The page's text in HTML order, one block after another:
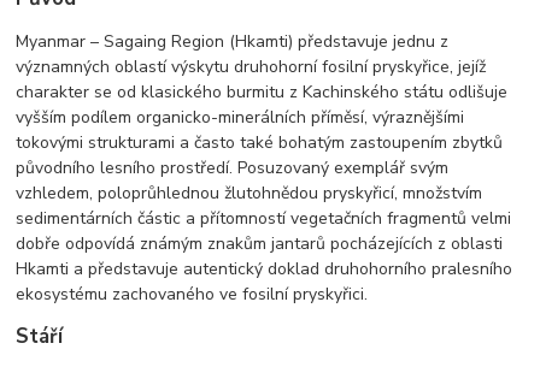
Myanmar – Sagaing Region (Hkamti) představuje jednu z
významných oblastí výskytu druhohorní fosilní pryskyřice, jejíž
charakter se od klasického burmitu z Kachinského státu odlišuje
vyšším podílem organicko-minerálních příměsí, výraznějšími
tokovými strukturami a často také bohatým zastoupením zbytků
původního lesního prostředí. Posuzovaný exemplář svým
vzhledem, poloprůhlednou žlutohnědou pryskyřicí, množstvím
sedimentárních částic a přítomností vegetačních fragmentů velmi
dobře odpovídá známým znakům jantarů pocházejících z oblasti
Hkamti a představuje autentický doklad druhohorního pralesního
ekosystému zachovaného ve fosilní pryskyřici.
Stáří